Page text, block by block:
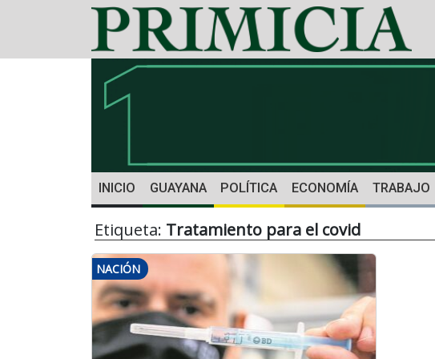
INICIO GUAYANA POLÍTICA ECONOMÍA TRABAJO
Etiqueta: Tratamiento para el covid
NACIÓN